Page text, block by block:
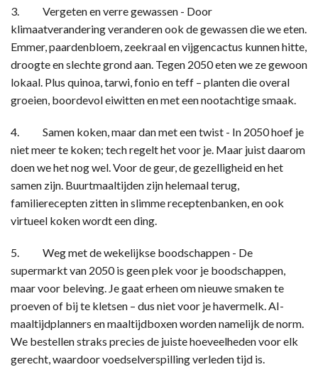
3. Vergeten en verre gewassen - Door
klimaatverandering veranderen ook de gewassen die we eten.
Emmer, paardenbloem, zeekraal en vijgencactus kunnen hitte,
droogte en slechte grond aan. Tegen 2050 eten we ze gewoon
lokaal. Plus quinoa, tarwi, fonio en teff – planten die overal
groeien, boordevol eiwitten en met een nootachtige smaak.
4. Samen koken, maar dan met een twist - In 2050 hoef je
niet meer te koken; tech regelt het voor je. Maar juist daarom
doen we het nog wel. Voor de geur, de gezelligheid en het
samen zijn. Buurtmaaltijden zijn helemaal terug,
familierecepten zitten in slimme receptenbanken, en ook
virtueel koken wordt een ding.
5. Weg met de wekelijkse boodschappen - De
supermarkt van 2050 is geen plek voor je boodschappen,
maar voor beleving. Je gaat erheen om nieuwe smaken te
proeven of bij te kletsen – dus niet voor je havermelk. AI-
maaltijdplanners en maaltijdboxen worden namelijk de norm.
We bestellen straks precies de juiste hoeveelheden voor elk
gerecht, waardoor voedselverspilling verleden tijd is.